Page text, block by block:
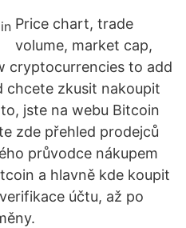
Price chart, trade
volume, market cap,
cryptocurrencies to add
zkusit nakoupit
jste na webu Bitcoin
zde přehled prodejců
průvodce nákupem
a hlavně kde koupit
účtu, až po